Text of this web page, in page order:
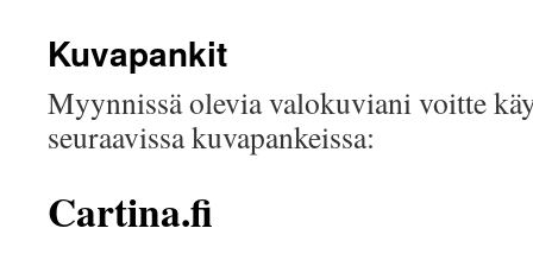
Kuvapankit
Myynnissä olevia valokuviani voitte
seuraavissa kuvapankeissa:
Cartina.fi